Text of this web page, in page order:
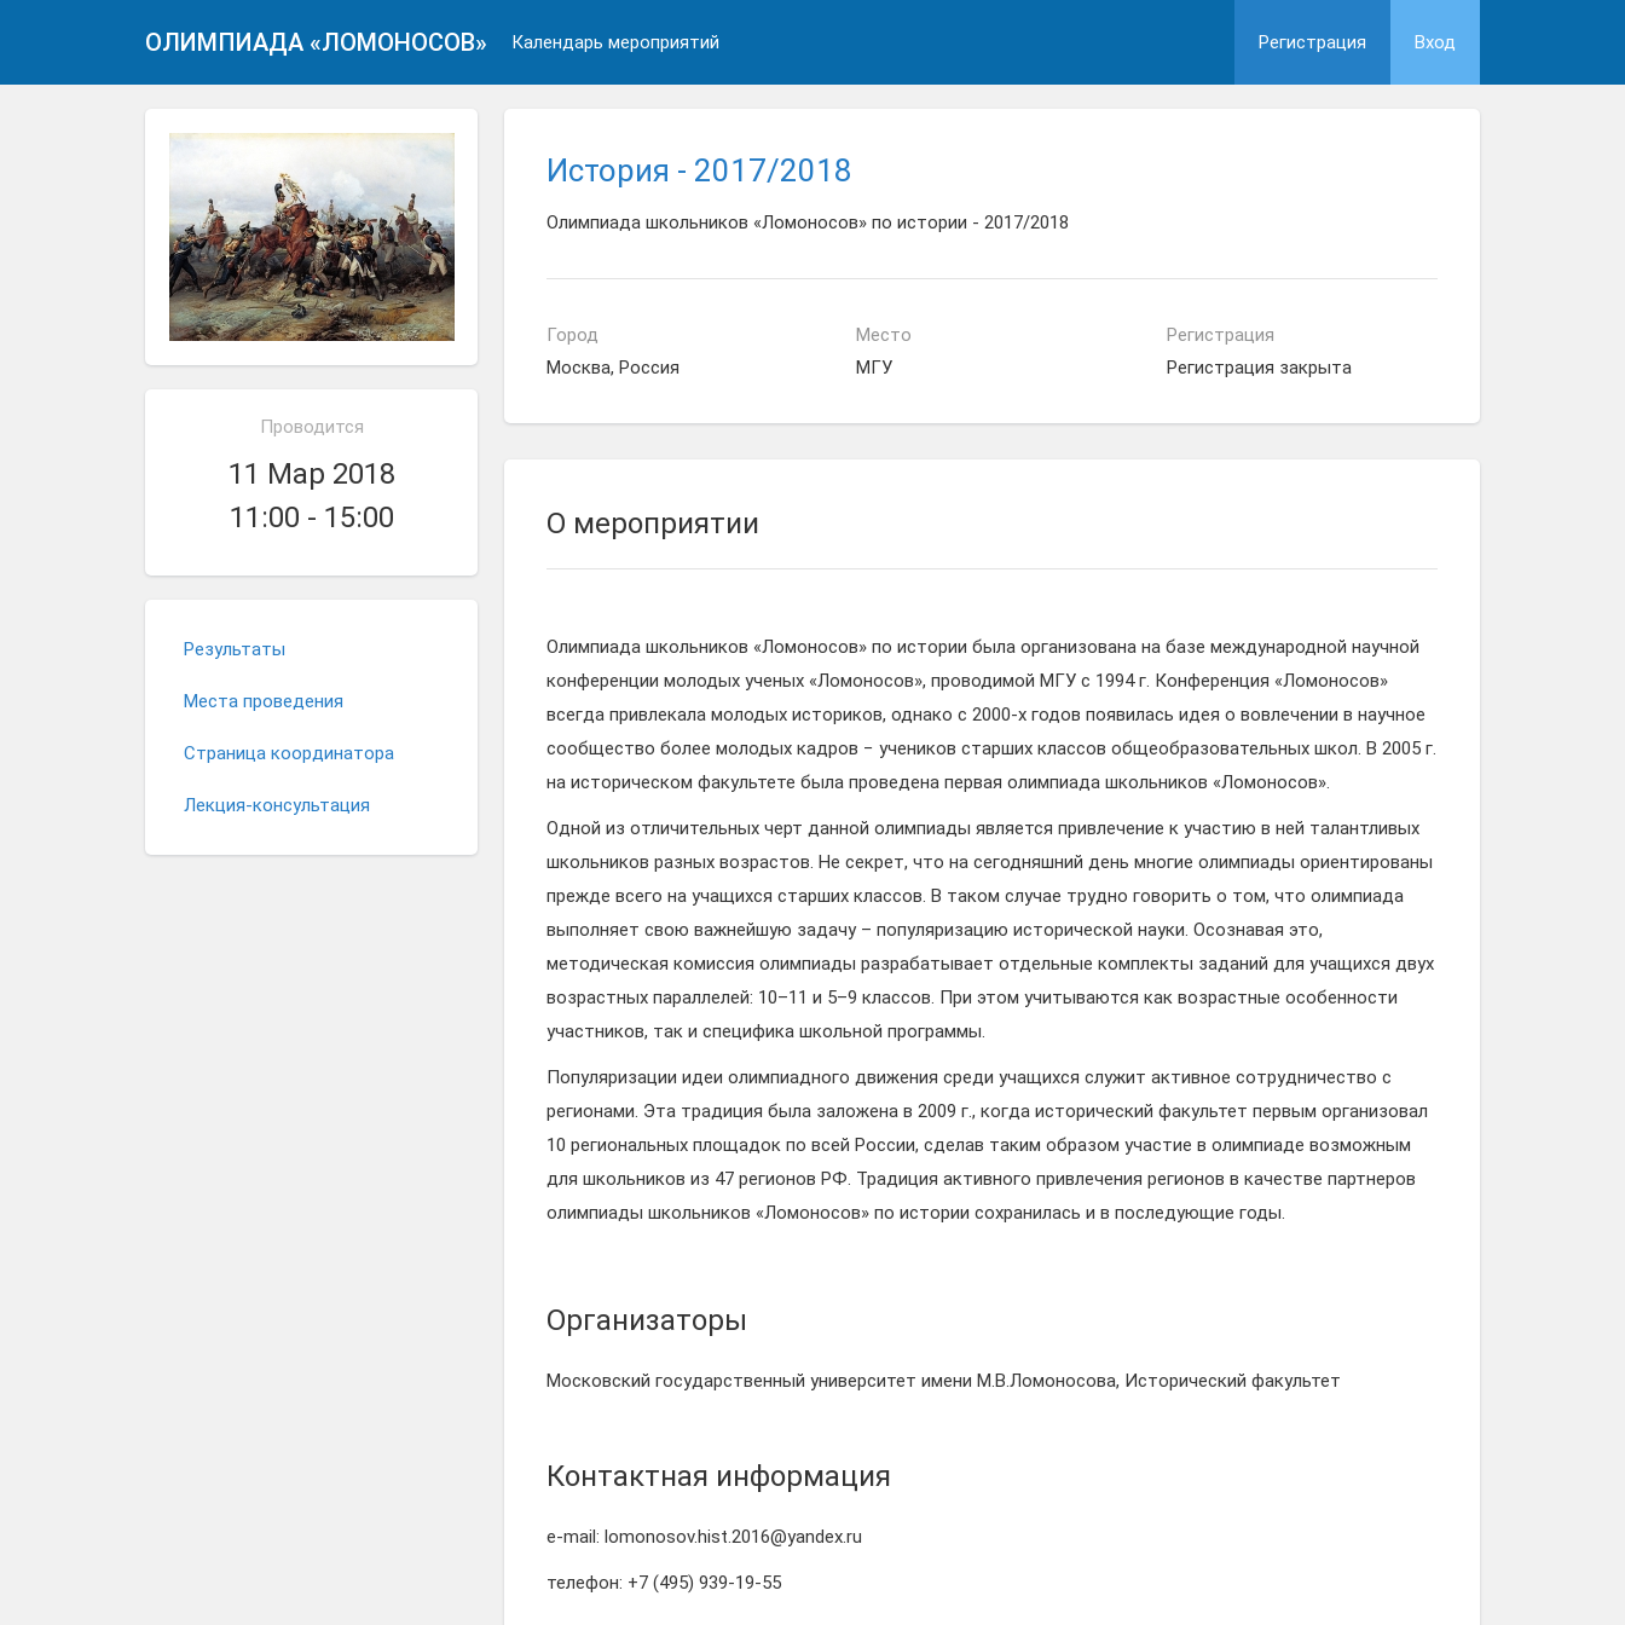
ОЛИМПИАДА «ЛОМОНОСОВ» Календарь мероприятий Регистрация Вход
Проводится
11 Мар 2018
11:00 - 15:00
Результаты
Места проведения
Страница координатора
Лекция-консультация
История - 2017/2018
Олимпиада школьников «Ломоносов» по истории - 2017/2018
Город
Москва, Россия
Место
МГУ
Регистрация
Регистрация закрыта
О мероприятии
Олимпиада школьников «Ломоносов» по истории была организована на базе международной научной
конференции молодых ученых «Ломоносов», проводимой МГУ с 1994 г. Конференция «Ломоносов»
всегда привлекала молодых историков, однако с 2000-х годов появилась идея о вовлечении в научное
сообщество более молодых кадров − учеников старших классов общеобразовательных школ. В 2005 г.
на историческом факультете была проведена первая олимпиада школьников «Ломоносов».
Одной из отличительных черт данной олимпиады является привлечение к участию в ней талантливых
школьников разных возрастов. Не секрет, что на сегодняшний день многие олимпиады ориентированы
прежде всего на учащихся старших классов. В таком случае трудно говорить о том, что олимпиада
выполняет свою важнейшую задачу – популяризацию исторической науки. Осознавая это,
методическая комиссия олимпиады разрабатывает отдельные комплекты заданий для учащихся двух
возрастных параллелей: 10–11 и 5–9 классов. При этом учитываются как возрастные особенности
участников, так и специфика школьной программы.
Популяризации идеи олимпиадного движения среди учащихся служит активное сотрудничество с
регионами. Эта традиция была заложена в 2009 г., когда исторический факультет первым организовал
10 региональных площадок по всей России, сделав таким образом участие в олимпиаде возможным
для школьников из 47 регионов РФ. Традиция активного привлечения регионов в качестве партнеров
олимпиады школьников «Ломоносов» по истории сохранилась и в последующие годы.
Организаторы
Московский государственный университет имени М.В.Ломоносова, Исторический факультет
Контактная информация
e-mail: lomonosov.hist.2016@yandex.ru
телефон: +7 (495) 939-19-55